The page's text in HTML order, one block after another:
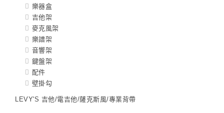
樂器盒
吉他架
麥克風架
樂譜架
音響架
鍵盤架
配件
壁掛勾
LEVY'S 吉他/電吉他/薩克斯風/專業背帶